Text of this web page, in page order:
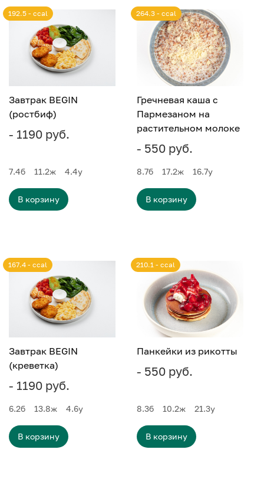
Завтрак BEGIN
(ростбиф)
- 1190 руб.
192.5 - ccal
7.4б 11.2ж 4.4у
В корзину
Гречневая каша с
Пармезаном на
растительном молоке
- 550 руб.
264.3 - ccal
8.7б 17.2ж 16.7у
В корзину
Завтрак BEGIN
(креветка)
- 1190 руб.
167.4 - ccal
6.2б 13.8ж 4.6у
В корзину
Панкейки из рикотты
- 550 руб.
210.1 - ccal
8.3б 10.2ж 21.3у
В корзину